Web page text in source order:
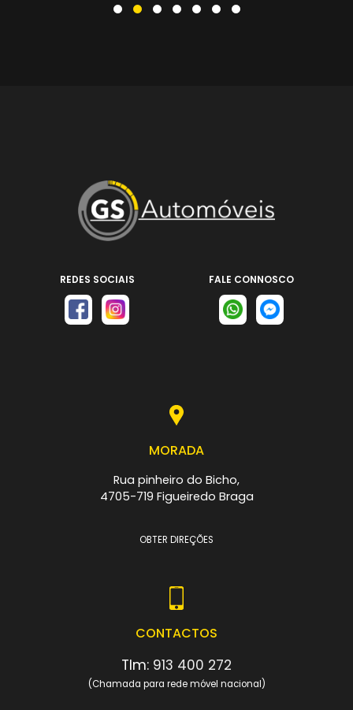
REDES SOCIAIS FALE CONNOSCO
MORADA
Rua pinheiro do Bicho,
4705-719 Figueiredo Braga
OBTER DIREÇÕES
CONTACTOS
Tlm: 913 400 272
(Chamada para rede móvel nacional)